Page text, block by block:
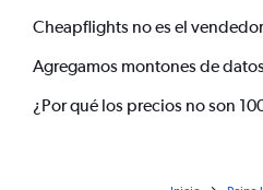
Cheapflights no es el
Agregamos montones de
¿Por qué los precios no son